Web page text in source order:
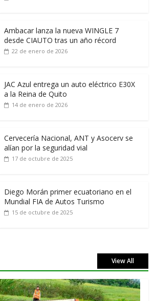
Ambacar lanza la nueva WINGLE 7
desde CIAUTO tras un año récord
22 de enero de 2026
JAC Azul entrega un auto eléctrico E30X
a la Reina de Quito
14 de enero de 2026
Cervecería Nacional, ANT y Asocerv se
alían por la seguridad vial
17 de octubre de 2025
Diego Morán primer ecuatoriano en el
Mundial FIA de Autos Turismo
15 de octubre de 2025
View All